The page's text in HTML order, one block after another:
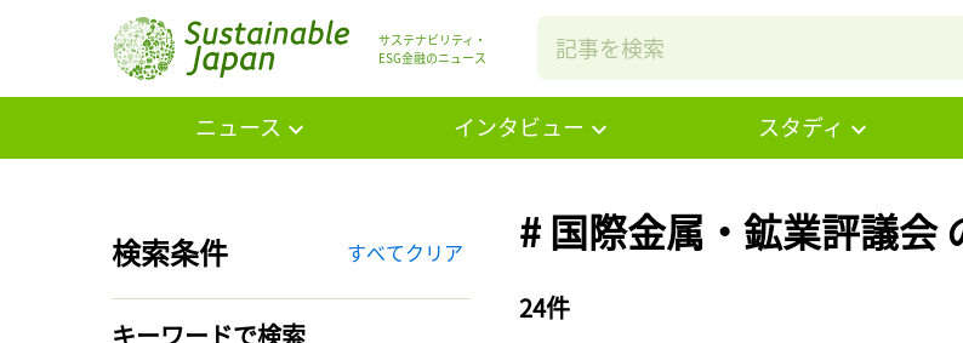
サステナビリティ・
ESG金融のニュース
ニュース インタビュー スタディ
検索条件 すべてクリア
キーワードで検索
# 国際金属・鉱業評議会
24件